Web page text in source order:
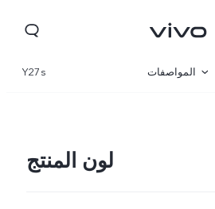
Y27s المواصفات
لون المنتج